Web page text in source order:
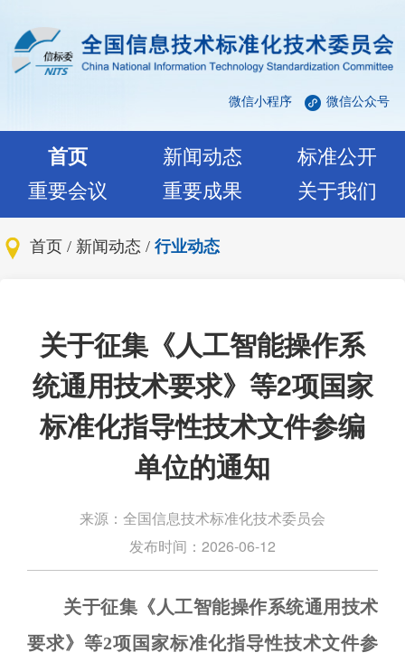
微信小程序 微信公众号
首页 新闻动态
标准公开
重要会议
重要成果 关于我们
首页 / 新闻动态 / 行业动态
关于征集《人工智能操作系
统通用技术要求》等2项国家
标准化指导性技术文件参编
单位的通知
来源： 全国信息技术标准化技术委员会
发布时间： 2026-06-12
关于征集《人工智能操作系统通用技术
要求》等2项国家标准化指导性技术文件参